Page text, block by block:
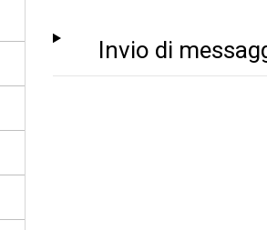
Invio di